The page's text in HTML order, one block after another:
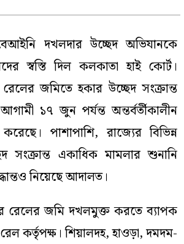
দখলদার উচ্ছেদ অভিযানকে
স্বস্তি দিল কলকাতা হাই কোর্ট।
জমিতে হকার উচ্ছেদ সংক্রান্ত
১৭ জুন পর্যন্ত অন্তর্বর্তীকালীন
পাশাপাশি, রাজ্যের বিভিন্ন
সংক্রান্ত একাধিক মামলার শুনানি
নিয়েছে আদালত।
রেলের জমি দখলমুক্ত করতে ব্যাপক
কর্তৃপক্ষ। শিয়ালদহ, হাওড়া, দমদম-